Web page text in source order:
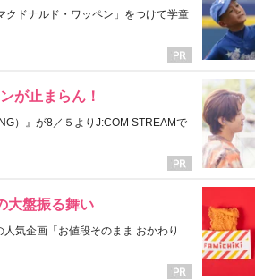
クドナルド・ワッペン」をつけて学童
が止まらん！
）』が8／５よりJ:COM STREAMで
大盤振る舞い
気企画「お値段そのまま おかわり